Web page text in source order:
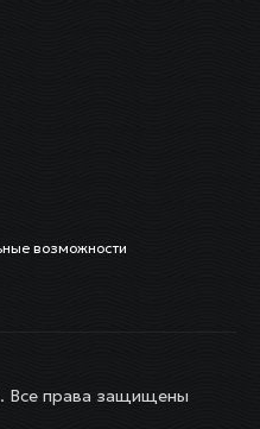
возможности
Все права защищены